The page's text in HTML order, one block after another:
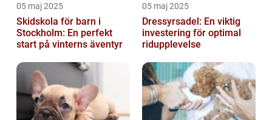
05 maj 2025
Skidskola för barn i
Stockholm: En perfekt
start på vinterns äventyr
05 maj 2025
Dressyrsadel: En viktig
investering för optimal
ridupplevelse